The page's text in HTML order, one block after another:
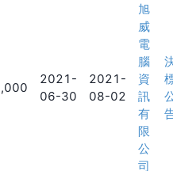
2021-
06-30
2021-
08-02
旭
威
電
腦
資
訊
有
限
公
司